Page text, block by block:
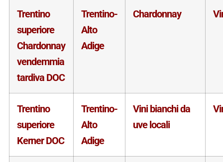
Trentino
superiore
Chardonnay
vendemmia
tardiva DOC
Trentino-
Alto
Adige
Chardonnay
Trentino
superiore
Kerner DOC
Trentino-
Alto
Adige
Vini bianchi da
uve locali